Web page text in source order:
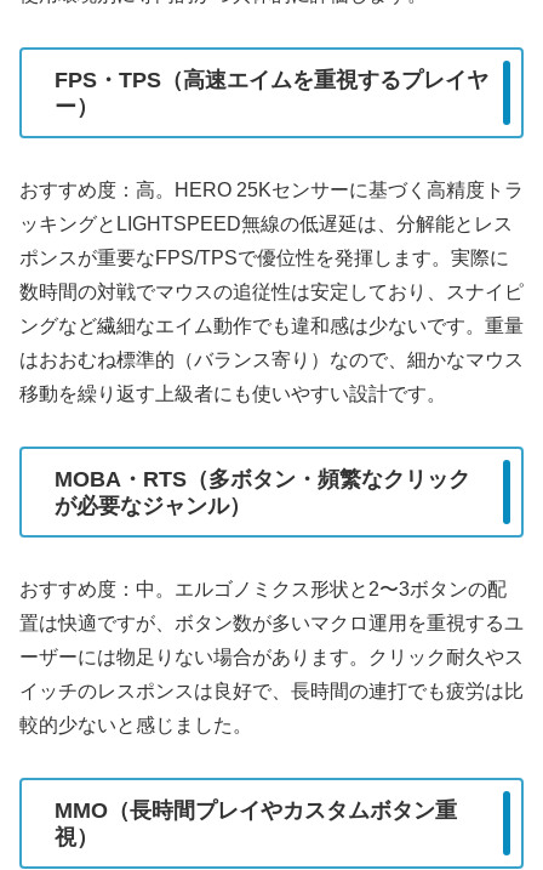
FPS・TPS（高速エイムを重視するプレイヤ
ー）
おすすめ度：高。HERO 25Kセンサーに基づく高精度トラ
ッキングとLIGHTSPEED無線の低遅延は、分解能とレス
ポンスが重要なFPS/TPSで優位性を発揮します。実際に
数時間の対戦でマウスの追従性は安定しており、スナイピ
ングなど繊細なエイム動作でも違和感は少ないです。重量
はおおむね標準的（バランス寄り）なので、細かなマウス
移動を繰り返す上級者にも使いやすい設計です。
MOBA・RTS（多ボタン・頻繁なクリック
が必要なジャンル）
おすすめ度：中。エルゴノミクス形状と2〜3ボタンの配
置は快適ですが、ボタン数が多いマクロ運用を重視するユ
ーザーには物足りない場合があります。クリック耐久やス
イッチのレスポンスは良好で、長時間の連打でも疲労は比
較的少ないと感じました。
MMO（長時間プレイやカスタムボタン重
視）